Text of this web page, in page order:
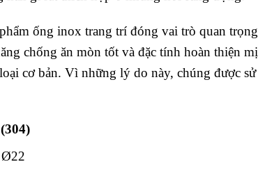
ống inox trang trí đóng vai trò quan
chống ăn mòn tốt và đặc tính hoàn thiện
cơ bản. Vì những lý do này, chúng được
Ø22